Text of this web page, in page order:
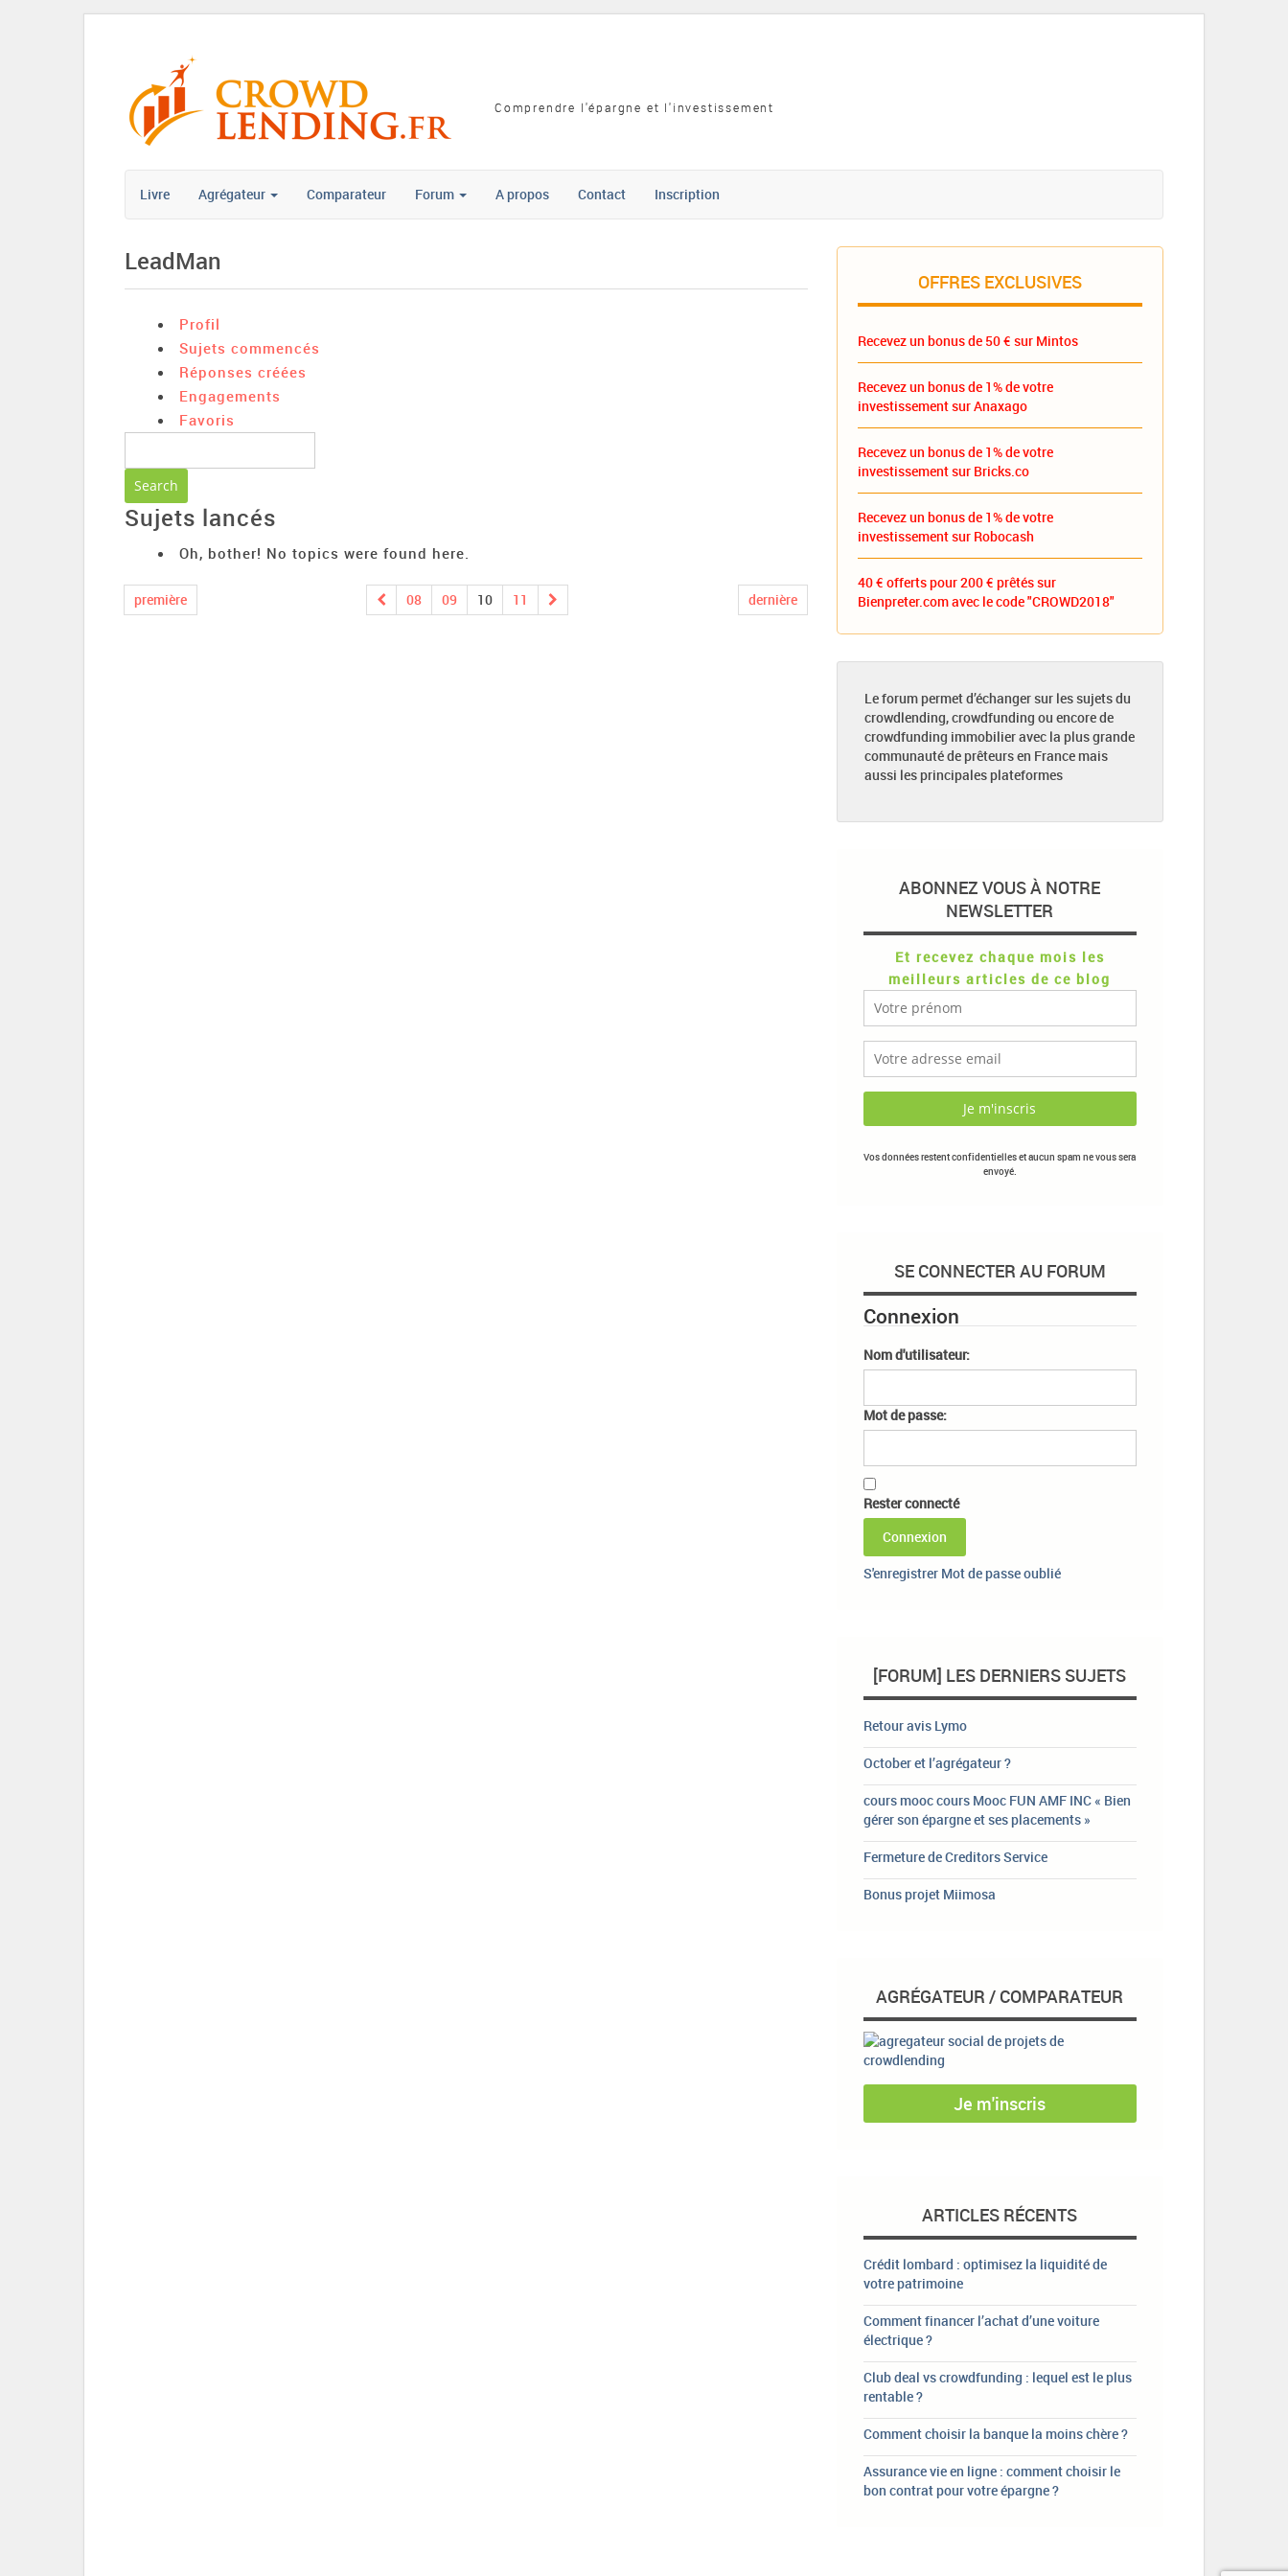
Comprendre l'épargne et l'investissement
Livre Agrégateur Comparateur Forum A propos Contact Inscription
LeadMan
Profil
Sujets commencés
Réponses créées
Engagements
Favoris
Sujets lancés
Oh, bother! No topics were found here.
première 08 09 10 11 dernière
OFFRES EXCLUSIVES
Recevez un bonus de 50 € sur Mintos
Recevez un bonus de 1% de votre
investissement sur Anaxago
Recevez un bonus de 1% de votre
investissement sur Bricks.co
Recevez un bonus de 1% de votre
investissement sur Robocash
40 € offerts pour 200 € prêtés sur
Bienpreter.com avec le code "CROWD2018"
Le forum permet d’échanger sur les sujets du
crowdlending, crowdfunding ou encore de
crowdfunding immobilier avec la plus grande
communauté de prêteurs en France mais
aussi les principales plateformes
ABONNEZ VOUS À NOTRE
NEWSLETTER
Et recevez chaque mois les
meilleurs articles de ce blog
Vos données restent confidentielles et aucun spam ne vous sera
envoyé.
SE CONNECTER AU FORUM
Connexion
Nom d'utilisateur:
Mot de passe:
Rester connecté
Connexion
S'enregistrer Mot de passe oublié
[FORUM] LES DERNIERS SUJETS
Retour avis Lymo
October et l’agrégateur ?
cours mooc cours Mooc FUN AMF INC « Bien
gérer son épargne et ses placements »
Fermeture de Creditors Service
Bonus projet Miimosa
AGRÉGATEUR / COMPARATEUR
Je m'inscris
ARTICLES RÉCENTS
Crédit lombard : optimisez la liquidité de
votre patrimoine
Comment financer l’achat d’une voiture
électrique ?
Club deal vs crowdfunding : lequel est le plus
rentable ?
Comment choisir la banque la moins chère ?
Assurance vie en ligne : comment choisir le
bon contrat pour votre épargne ?